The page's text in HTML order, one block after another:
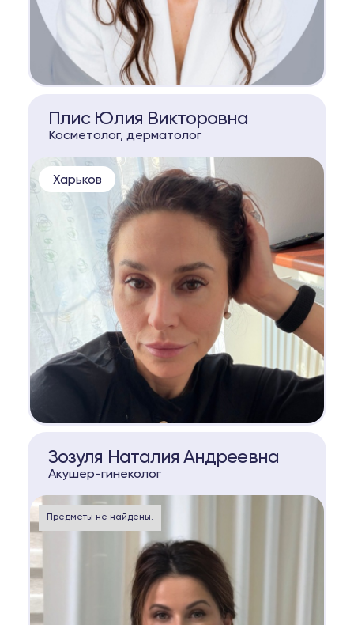
Плис Юлия Викторовна
Косметолог, дерматолог
Харьков
Зозуля Наталия Андреевна
Акушер-гинеколог
Предметы не найдены.